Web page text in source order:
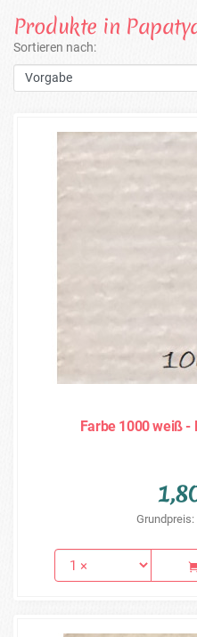
Produkte in
Sortieren nach:
Farbe 1000 weiß -